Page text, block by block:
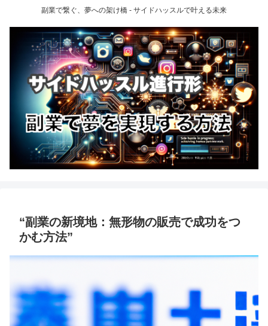
副業で繋ぐ、夢への架け橋 - サイドハッスルで叶える未来
“副業の新境地：無形物の販売で成功をつ
かむ方法”